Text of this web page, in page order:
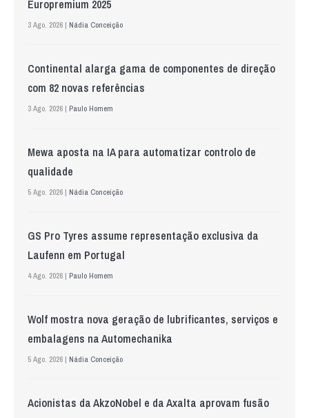
Europremium 2025
3 Ago. 2026 | Nádia Conceição
Continental alarga gama de componentes de direção
com 82 novas referências
3 Ago. 2026 | Paulo Homem
Mewa aposta na IA para automatizar controlo de
qualidade
5 Ago. 2026 | Nádia Conceição
GS Pro Tyres assume representação exclusiva da
Laufenn em Portugal
4 Ago. 2026 | Paulo Homem
Wolf mostra nova geração de lubrificantes, serviços e
embalagens na Automechanika
5 Ago. 2026 | Nádia Conceição
Acionistas da AkzoNobel e da Axalta aprovam fusão